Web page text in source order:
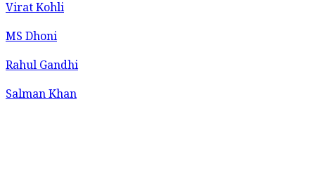
Virat Kohli
MS Dhoni
Rahul Gandhi
Salman Khan